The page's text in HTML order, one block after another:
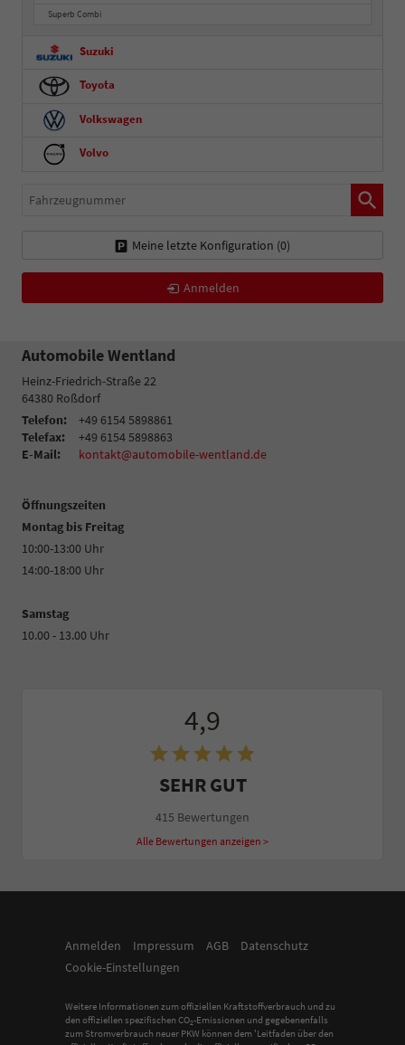
Superb Combi
Suzuki
Toyota
Volkswagen
Volvo
Fahrzeugnummer
Meine letzte Konfiguration (0)
Anmelden
Automobile Wentland
Heinz-Friedrich-Straße 22
64380 Roßdorf
Telefon:
+49 6154 5898861
Telefax:
+49 6154 5898863
E-Mail:
kontakt@automobile-wentland.de
Öffnungszeiten
Montag bis Freitag
10:00-13:00 Uhr
14:00-18:00 Uhr
Samstag
10.00 - 13.00 Uhr
4,9
SEHR GUT
415 Bewertungen
Alle Bewertungen anzeigen >
Anmelden Impressum AGB
Datenschutz
Cookie-Einstellungen
Weitere Informationen zum offiziellen Kraftstoffverbrauch und zu
den offiziellen spezifischen CO2-Emissionen und gegebenenfalls
zum Stromverbrauch neuer PKW können dem 'Leitfaden über den